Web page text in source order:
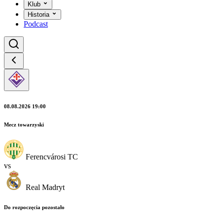
Klub
Historia
Podcast
08.08.2026 19:00
Mecz towarzyski
Ferencvárosi TC
vs
Real Madryt
Do rozpoczęcia pozostało